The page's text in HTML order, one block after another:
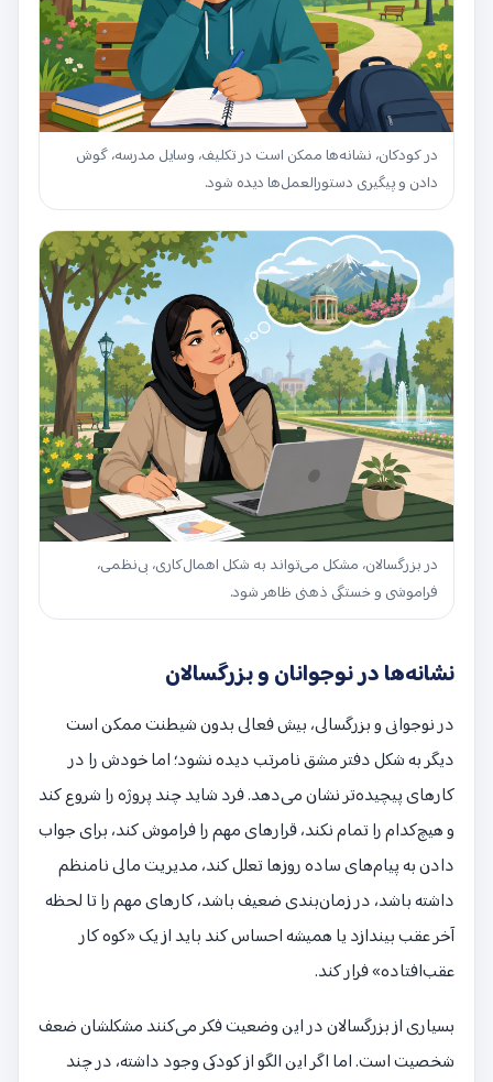
در کودکان، نشانه‌ها ممکن است در تکلیف، وسایل مدرسه، گوش
دادن و پیگیری دستورالعمل‌ها دیده شود.
در بزرگسالان، مشکل می‌تواند به شکل اهمال‌کاری، بی‌نظمی،
فراموشی و خستگی ذهنی ظاهر شود.
نشانه‌ها در نوجوانان و بزرگسالان
در نوجوانی و بزرگسالی، بیش فعالی بدون شیطنت ممکن است
دیگر به شکل دفتر مشق نامرتب دیده نشود؛ اما خودش را در
کارهای پیچیده‌تر نشان می‌دهد. فرد شاید چند پروژه را شروع کند
و هیچ‌کدام را تمام نکند، قرارهای مهم را فراموش کند، برای جواب
دادن به پیام‌های ساده روزها تعلل کند، مدیریت مالی نامنظم
داشته باشد، در زمان‌بندی ضعیف باشد، کارهای مهم را تا لحظه
آخر عقب بیندازد یا همیشه احساس کند باید از یک «کوه کار
عقب‌افتاده» فرار کند.
بسیاری از بزرگسالان در این وضعیت فکر می‌کنند مشکلشان ضعف
شخصیت است. اما اگر این الگو از کودکی وجود داشته، در چند